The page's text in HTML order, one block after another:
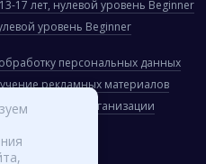
17 лет, нулевой уровень Beginner
уровень Beginner
персональных данных
рекламных материалов
организации